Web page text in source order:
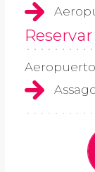
Reservar